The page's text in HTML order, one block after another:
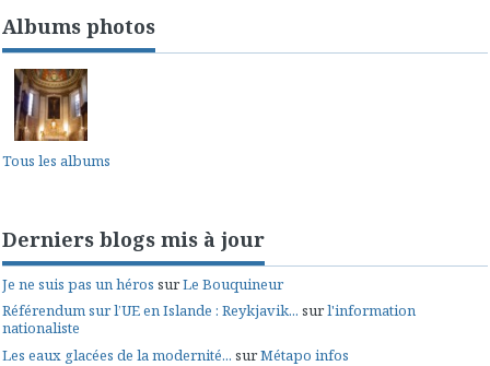
Albums photos
Tous les albums
Derniers blogs mis à jour
Je ne suis pas un héros surLe Bouquineur
Référendum sur l’UE en Islande : Reykjavik... surl'information
nationaliste
Les eaux glacées de la modernité... surMétapo infos